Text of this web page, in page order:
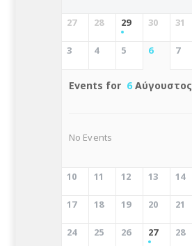
27 28 29 30 31
3 4 5 6 7
Events for 6Αύγουστος
No Events
10 11 12 13 14
17 18 19 20 21
24 25 26 27 28